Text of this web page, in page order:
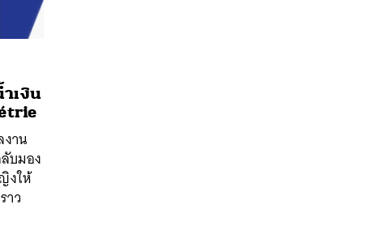
เงิน
าน
บมอง
งให้
าว
ค้นหา